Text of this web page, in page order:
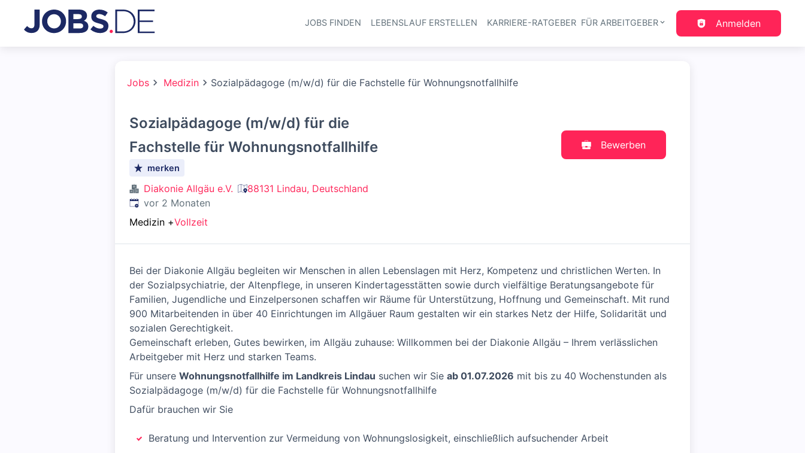
Haupt-Navigation
JOBS FINDEN LEBENSLAUF ERSTELLEN KARRIERE-RATGEBER FÜR ARBEITGEBER Anmelden
Jobs Medizin Sozialpädagoge (m/w/d) für die Fachstelle für Wohnungsnotfallhilfe
Sozialpädagoge (m/w/d) für die
Fachstelle für Wohnungsnotfallhilfe
merken
Diakonie Allgäu e.V.
88131 Lindau, Deutschland
Veröffentlicht:
vor 2 Monaten
Medizin +Vollzeit
Bewerben
Bei der Diakonie Allgäu begleiten wir Menschen in allen Lebenslagen mit Herz, Kompetenz und christlichen Werten. In
der Sozialpsychiatrie, der Altenpflege, in unseren Kindertagesstätten sowie durch vielfältige Beratungsangebote für
Familien, Jugendliche und Einzelpersonen schaffen wir Räume für Unterstützung, Hoffnung und Gemeinschaft. Mit rund
900 Mitarbeitenden in über 40 Einrichtungen im Allgäuer Raum gestalten wir ein starkes Netz der Hilfe, Solidarität und
sozialen Gerechtigkeit.
Gemeinschaft erleben, Gutes bewirken, im Allgäu zuhause: Willkommen bei der Diakonie Allgäu – Ihrem verlässlichen
Arbeitgeber mit Herz und starken Teams.
Für unsere Wohnungsnotfallhilfe im Landkreis Lindau suchen wir Sie ab 01.07.2026 mit bis zu 40 Wochenstunden als
Sozialpädagoge (m/w/d) für die Fachstelle für Wohnungsnotfallhilfe
Dafür brauchen wir Sie
Beratung und Intervention zur Vermeidung von Wohnungslosigkeit, einschließlich aufsuchender Arbeit